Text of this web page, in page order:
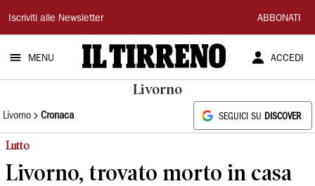
Il
Tirreno
Iscriviti alle Newsletter ABBONATI
MENU ACCEDI
Livorno
Livorno Cronaca SEGUICI SU DISCOVER
Lutto
Livorno, trovato morto in casa